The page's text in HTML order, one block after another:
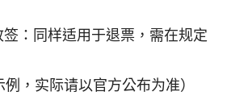
：同样适用于退票，需在规定
，实际请以官方公布为准）